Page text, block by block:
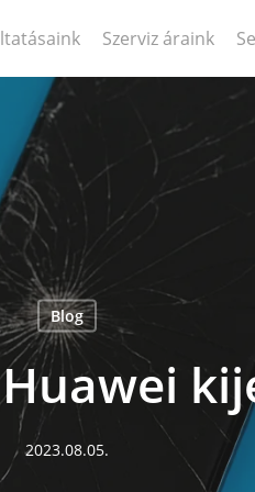
Szerviz áraink
Blog
2023.08.05.